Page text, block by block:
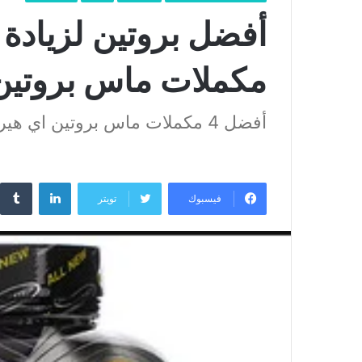
مكملات ماس
أفضل 4 مكملات ماس بروتين اي هيرب
فيسبوك تويتر
لينكدإن